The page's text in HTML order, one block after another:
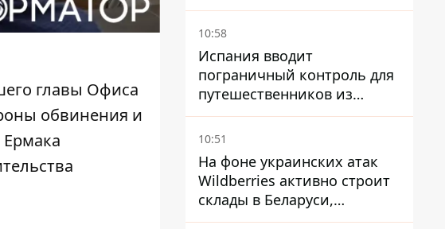
главы Офиса
обвинения и
Пенсионного фонда
10:58
Испания вводит
пограничный контроль для
путешественников из
Италии из-за
миграционного конфликта
10:51
На фоне украинских атак
Wildberries активно строит
склады в Беларуси,
Казахстане, Узбекистане